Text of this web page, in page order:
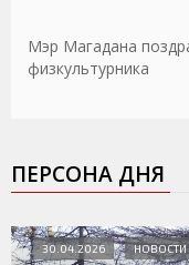
Мэр Магадана
физкультурника
ПЕРСОНА ДНЯ
30.04.2026 НОВОСТИ